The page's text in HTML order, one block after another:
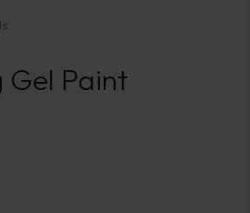
Account
aanmaken
Gel Paint